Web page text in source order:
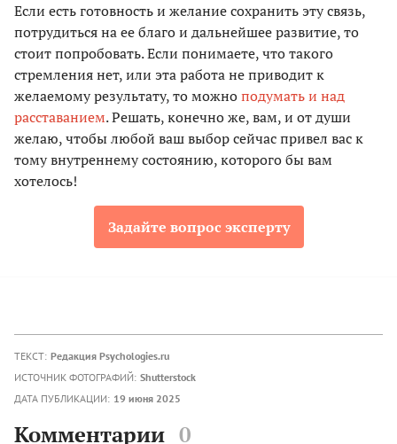
Если есть готовность и желание сохранить эту связь,
потрудиться на ее благо и дальнейшее развитие, то
стоит попробовать. Если понимаете, что такого
стремления нет, или эта работа не приводит к
желаемому результату, то можноподумать и над
расставанием. Решать, конечно же, вам, и от души
желаю, чтобы любой ваш выбор сейчас привел вас к
тому внутреннему состоянию, которого бы вам
хотелось!
Задайте вопрос эксперту
ТЕКСТ: Редакция Psychologies.ru
ИСТОЧНИК ФОТОГРАФИЙ: Shutterstock
ДАТА ПУБЛИКАЦИИ: 19 июня 2025
Комментарии 0